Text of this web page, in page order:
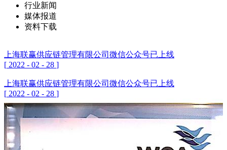
行业新闻
媒体报道
资料下载
上海联赢供应链管理有限公司微信公众号已上线
[ 2022 - 02 - 28 ]
上海联赢供应链管理有限公司微信公众号已上线
[ 2022 - 02 - 28 ]